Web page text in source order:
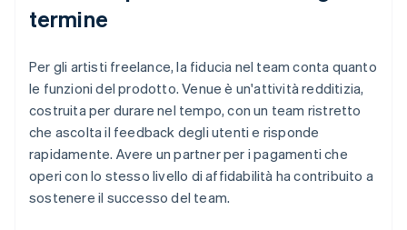
termine
Per gli artisti freelance, la fiducia nel team conta quanto
le funzioni del prodotto. Venue è un'attività redditizia,
costruita per durare nel tempo, con un team ristretto
che ascolta il feedback degli utenti e risponde
rapidamente. Avere un partner per i pagamenti che
operi con lo stesso livello di affidabilità ha contribuito a
sostenere il successo del team.